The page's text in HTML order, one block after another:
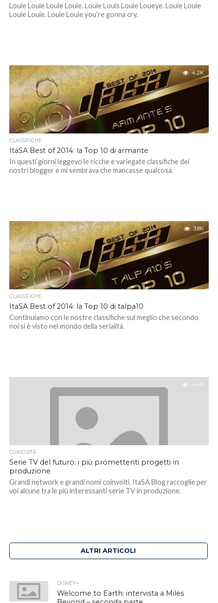
Louie Louie Louie Louie. Louie Louis Louie Loueye. Louie Louie
Louie Louie. Louie Louie you’re gonna cry.
4.2K
CLASSIFICHE
ItaSA Best of 2014: la Top 10 di armante
In questi giorni leggevo le ricche e variegate classifiche dei
nostri blogger e mi sembrava che mancasse qualcosa.
3.8K
CLASSIFICHE
ItaSA Best of 2014: la Top 10 di talpa10
Continuiamo con le nostre classifiche sul meglio che secondo
noi si è visto nel mondo della serialità.
4.4K
CURIOSITÀ
Serie TV del futuro: i più promettenti progetti in
produzione
Grandi network e grandi nomi coinvolti. ItaSA Blog raccoglie per
voi alcune tra le più interessanti serie TV in produzione.
ALTRI ARTICOLI
DISNEY+
Welcome to Earth: intervista a Miles